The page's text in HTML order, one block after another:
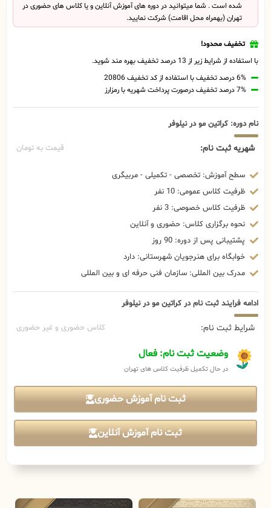
شده است . شما میتوانید در دوره های آموزش آنلاین و یا کلاس های حضوری در
تهران (بهمراه محل اقامت) شرکت نمایید.
تخفیف محدود!
با استفاده از شرایط زیر از 13 درصد تخفیف بهره مند شوید.
6% درصد تخفیف با استفاده از کد تخفیف 20806
7% درصد تخفیف درصورت پرداخت شهریه با رمزارز
نام دوره: کراتین مو در نیلوفر
شهریه ثبت نام: قیمت به تومان
سطح آموزش: تخصصی - تکمیلی - مربیگری
ظرفیت کلاس عمومی: 10 نفر
ظرفیت کلاس خصوصی: 3 نفر
نحوه برگزاری کلاس: حضوری و آنلاین
پشتیبانی پس از دوره: 90 روز
خوابگاه برای هنرجویان شهرستانی: دارد
مدرک بین المللی: سازمان فنی حرفه ای و بین المللی
ادامه فرایند ثبت نام در کراتین مو در نیلوفر
شرایط ثبت نام: کلاس حضوری و غیر حضوری
وضعیت ثبت نام: فعال
در حال تکمیل ظرفیت کلاس های تهران
ثبت نام آموزش حضوری
ثبت نام آموزش آنلاین